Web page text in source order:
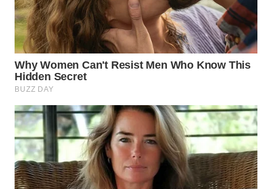
WN
BINTAN
WN
MANDALIKA
WN
LIKUPANG
WN
LABUANBAJO